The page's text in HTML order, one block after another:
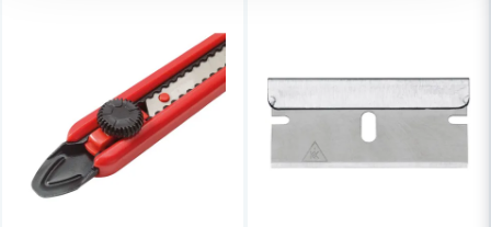
Skicka fråga